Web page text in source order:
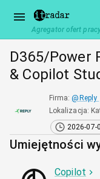
Agregator ofert
D365/Power
& Copilot
Firma: @ Reply
Lokalizacja:
2026-07-
Umiejętności
Copilot